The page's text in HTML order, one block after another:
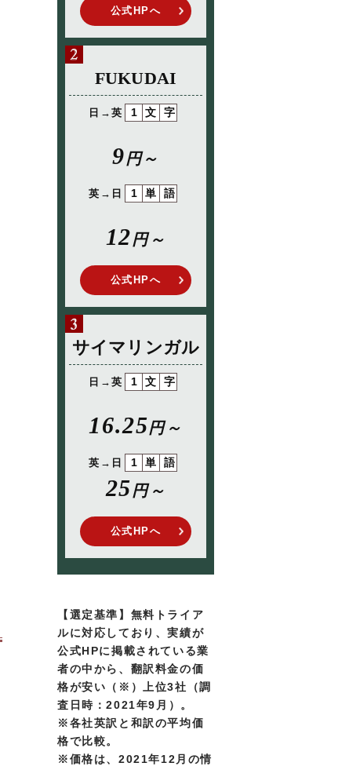
公式HPへ
FUKUDAI
日→英 1文字
9円～
英→日 1単語
12円～
公式HPへ
サイマリンガル
日→英 1文字
16.25円～
英→日 1単語
25円～
公式HPへ
【選定基準】無料トライア
ルに対応しており、実績が
公式HPに掲載されている業
者の中から、翻訳料金の価
格が安い（※）上位3社（調
査日時：2021年9月）。
※各社英訳と和訳の平均価
格で比較。
※価格は、2021年12月の情